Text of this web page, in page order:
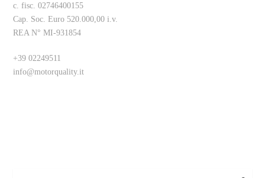
c. fisc. 02746400155
Cap. Soc. Euro 520.000,00 i.v.
REA N° MI-931854
+39 02249511
info@motorquality.it